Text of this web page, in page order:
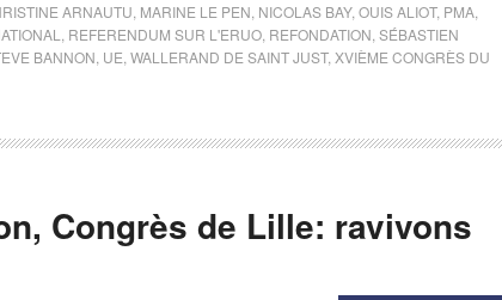
ARNAUTU MARINE LE PEN NICOLAS BAY, OUIS ALIOT, PMA
REFERENDUM SUR L'ERUO REFONDATION SÉBASTIEN
BANNON UE WALLERAND DE SAINT JUST, XVIÈME CONGRÈS DU
Congrès de Lille: ravivons